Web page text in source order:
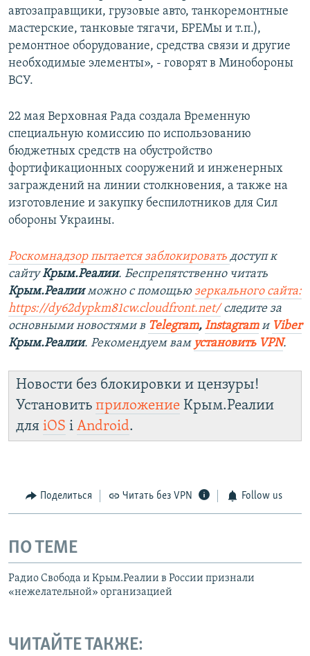
автозаправщики, грузовые авто, танкоремонтные
мастерские, танковые тягачи, БРЕМы и т.п.),
ремонтное оборудование, средства связи и другие
необходимые элементы», - говорят в Минобороны
ВСУ.
22 мая Верховная Рада создала Временную
специальную комиссию по использованию
бюджетных средств на обустройство
фортификационных сооружений и инженерных
заграждений на линии столкновения, а также на
изготовление и закупку беспилотников для Сил
обороны Украины.
Роскомнадзор пытается заблокировать доступ к
сайтуКрым.Реалии. Беспрепятственно читать
Крым.Реалииможно с помощью зеркального сайта:
https://dy62dypkm81cw.cloudfront.net/следите за
основными новостями в Telegram, Instagramи Viber
Крым.Реалии. Рекомендуем вам установить VPN.
Новости без блокировки и цензуры!
Установить приложение Крым.Реалии
для iOS і Android.
Поделиться Читать без VPN Follow us
ПО ТЕМЕ
Радио Свобода и Крым.Реалии в России признали
«нежелательной» организацией
ЧИТАЙТЕ ТАКЖЕ: